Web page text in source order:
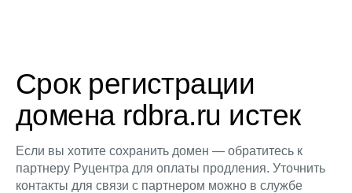
Срок регистрации
домена rdbra.ru истек
Если вы хотите сохранить домен — обратитесь к
партнеру Руцентра для оплаты продления. Уточнить
контакты для связи с партнером можно в службе